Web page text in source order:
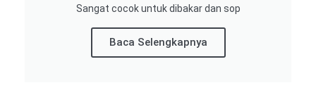
Sangat cocok untuk dibakar dan sop
Baca Selengkapnya